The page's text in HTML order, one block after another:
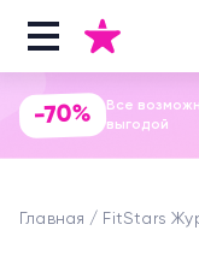
-70%
Все
выгодой
Главная FitStars